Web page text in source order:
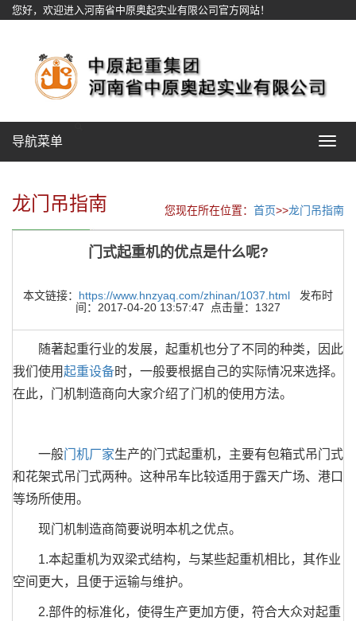
您好，欢迎进入河南省中原奥起实业有限公司官方网站！
Toggle
导航菜单
龙门吊指南 您现在所在位置： 首页>>龙门吊指南
门式起重机的优点是什么呢?
本文链接： https://www.hnzyaq.com/zhinan/1037.html 发布时
间：2017-04-20 13:57:47 点击量：1327
随著起重行业的发展，起重机也分了不同的种类，因此
我们使用起重设备时，一般要根据自己的实际情况来选择。
在此，门机制造商向大家介绍了门机的使用方法。
一般门机厂家生产的门式起重机，主要有包箱式吊门式
和花架式吊门式两种。这种吊车比较适用于露天广场、港口
等场所使用。
现门机制造商简要说明本机之优点。
1.本起重机为双梁式结构，与某些起重机相比，其作业
空间更大，且便于运输与维护。
2.部件的标准化，使得生产更加方便，符合大众对起重